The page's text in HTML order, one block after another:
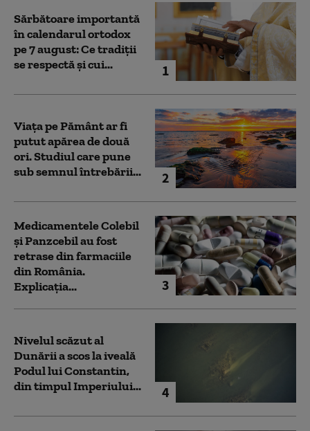
1
Sărbătoare importantă
în calendarul ortodox
pe 7 august: Ce tradiții
se respectă și cui...
2
Viața pe Pământ ar fi
putut apărea de două
ori. Studiul care pune
sub semnul întrebării...
3
Medicamentele Colebil
și Panzcebil au fost
retrase din farmaciile
din România.
Explicația...
4
Nivelul scăzut al
Dunării a scos la iveală
Podul lui Constantin,
din timpul Imperiului...